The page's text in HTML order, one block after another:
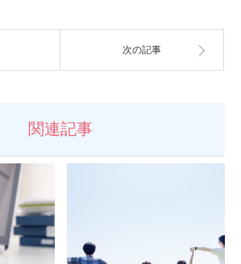
次の記事
関連記事